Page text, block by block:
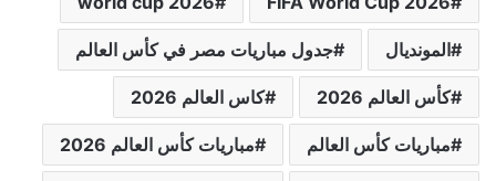
المونديال جدول مباريات مصر في كأس العالم
كأس العالم 2026 كاس العالم 2026
مباريات كأس العالم مباريات كأس العالم 2026